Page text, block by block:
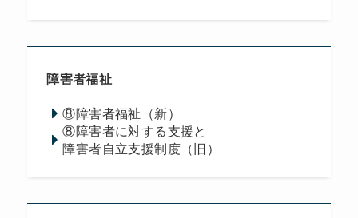
障害者福祉
⑧障害者福祉（新）
⑧障害者に対する支援と
障害者自立支援制度（旧）